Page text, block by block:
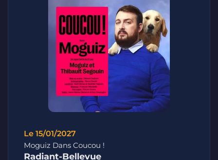
Le 15/01/2027
Moguiz Dans Coucou !
Radiant-Bellevue